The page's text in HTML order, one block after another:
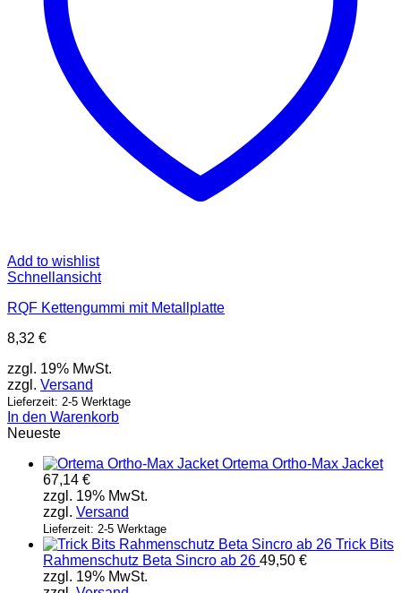
Add to wishlist
Schnellansicht
RQF Kettengummi mit Metallplatte
8,32 €
zzgl. 19% MwSt.
zzgl. Versand
Lieferzeit: 2-5 Werktage
In den Warenkorb
Neueste
Ortema Ortho-Max Jacket
67,14 €
zzgl. 19% MwSt.
zzgl. Versand
Lieferzeit: 2-5 Werktage
Trick Bits
Rahmenschutz Beta Sincro ab 26 49,50 €
zzgl. 19% MwSt.